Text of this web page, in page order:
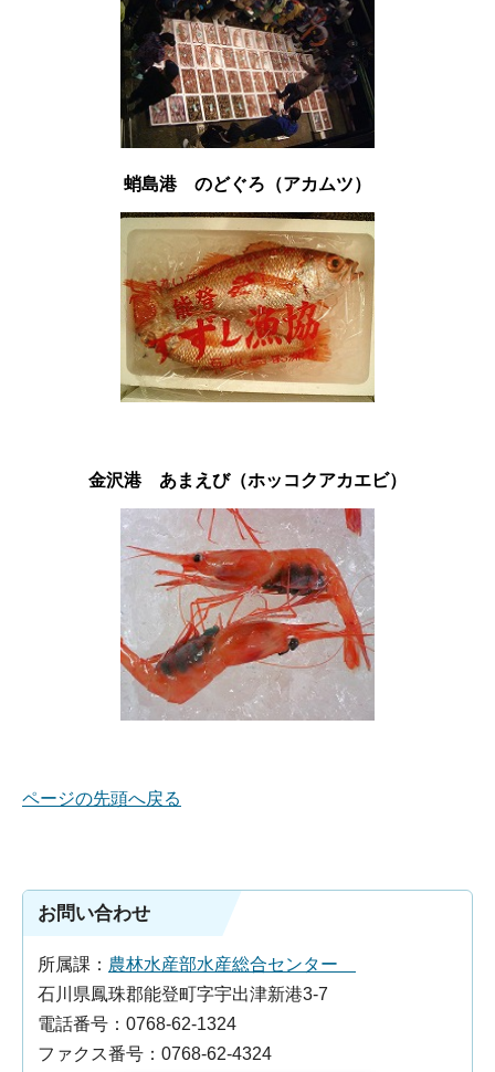
蛸島港 のどぐろ（アカムツ）
金沢港 あまえび（ホッコクアカエビ）
ページの先頭へ戻る
お問い合わせ
所属課： 農林水産部水産総合センター
石川県鳳珠郡能登町字宇出津新港3-7
電話番号：0768-62-1324
ファクス番号：0768-62-4324